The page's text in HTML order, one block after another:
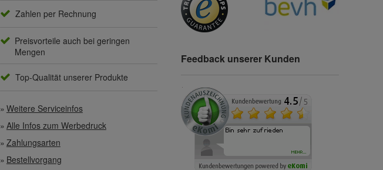
Zahlen per Rechnung
Preisvorteile auch bei geringen
Mengen
Top-Qualität unserer Produkte
Weitere Serviceinfos
Alle Infos zum Werbedruck
Zahlungsarten
Bestellvorgang
Feedback unserer Kunden